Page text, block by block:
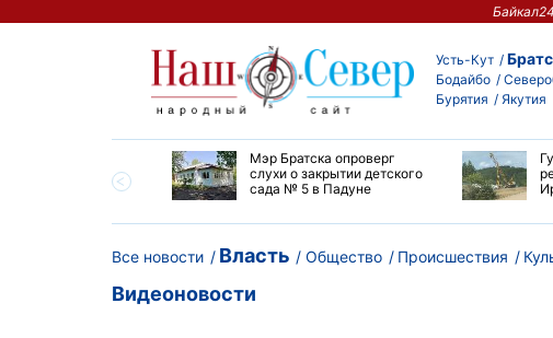
Байкал24
Усть-Кут
Бодайбо
Бурятия
Якутия
Мэр Братска опроверг
слухи о закрытии детского
сада № 5 в Падуне
Все новости Власть Общество Происшествия
Видеоновости